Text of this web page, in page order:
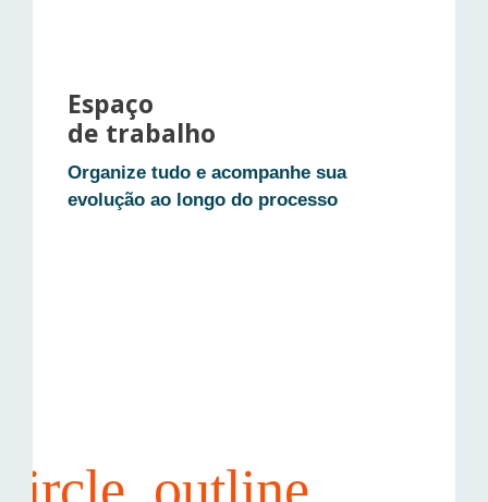
(quando o mentor disponibilizar)
encontro
Espaço
de trabalho
Organize tudo e acompanhe sua
evolução ao longo do processo